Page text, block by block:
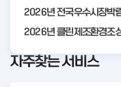
4
2026년 전국우수시장박
자주찾는 서비스